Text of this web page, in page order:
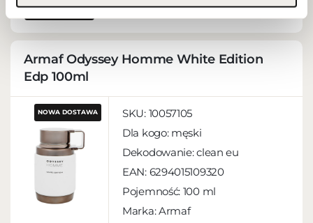
WIĘCEJ
Armaf Odyssey Homme White Edition
Edp 100ml
NOWA DOSTAWA SKU: 10057105
Dla kogo: męski
Dekodowanie:clean eu
EAN: 6294015109320
Pojemność: 100 ml
Marka: Armaf